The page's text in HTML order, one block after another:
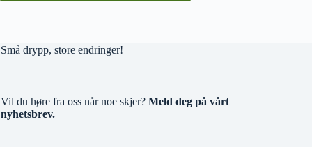
Små drypp, store endringer!
Vil du høre fra oss når noe skjer? Meld deg på vårt
nyhetsbrev.